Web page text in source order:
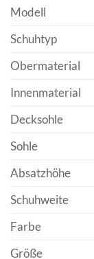
Modell
Schuhtyp
Obermaterial
Innenmaterial
Decksohle
Sohle
Absatzhöhe
Schuhweite
Farbe
Größe